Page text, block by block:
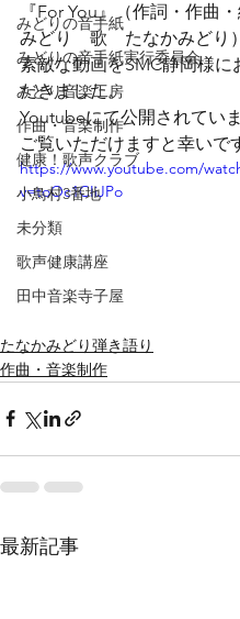
みどりの音手紙
みどりの音手紙実行委員会
みどり音楽工房
作曲・音楽制作
健康！歌声クラブ
小鳥村3番地
未分類
歌声健康講座
田中音楽寺子屋
『For You』（作詞・作曲
みどり　歌　たなかみどり）
素敵な動画をSMC静岡様に
だきました。
Youtubeにて公開されていま
ご覧いただけますと幸いで
https://www.youtube.com/
v=toOc1CIiJPo
たなかみどり弾き語り
作曲・音楽制作
最新記事